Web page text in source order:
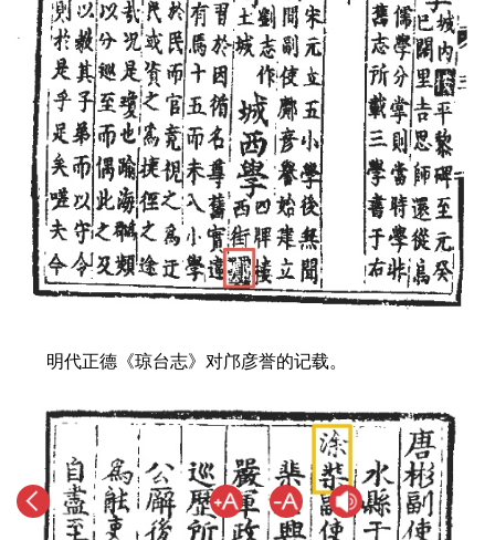
明代正德《琼台志》对邝彦誉的记载。